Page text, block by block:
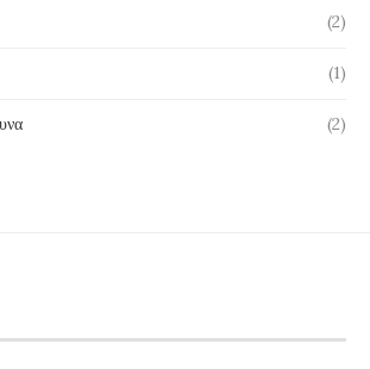
(2)
(1)
(2)